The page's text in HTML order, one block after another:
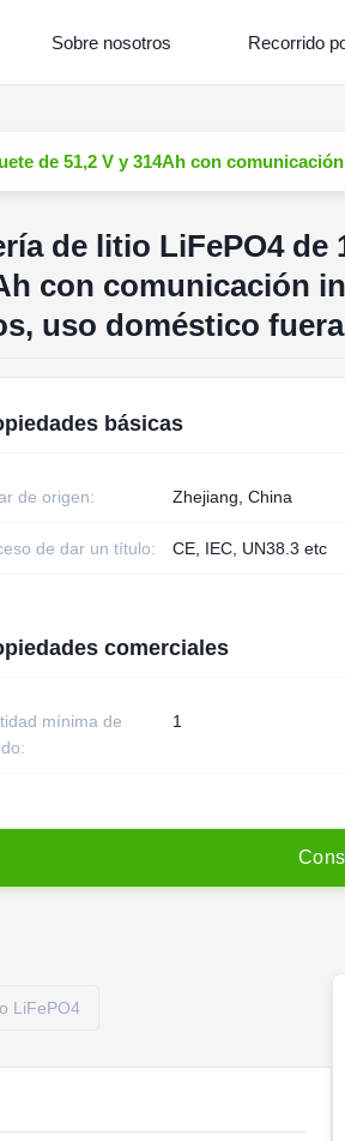
Sobre nosotros Recorrido
de 51,2 V y 314Ah con
de litio LiFePO4 de
con comunicación
uso doméstico
básicas
de origen: Zhejiang, China
de dar un título: CE, IEC, UN38.3 etc
comerciales
mínima de
1
Cons
LiFePO4